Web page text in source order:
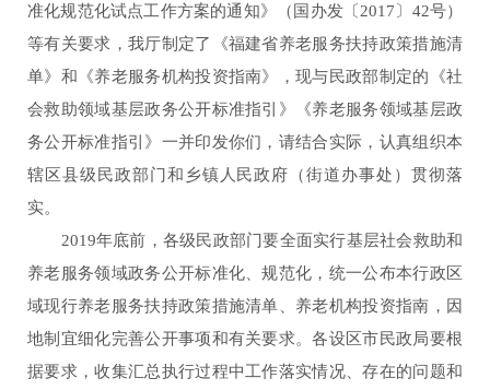
准化规范化试点工作方案的通知》（国办发〔2017〕42号）
等有关要求，我厅制定了《福建省养老服务扶持政策措施清
单》和《养老服务机构投资指南》，现与民政部制定的《社
会救助领域基层政务公开标准指引》《养老服务领域基层政
务公开标准指引》一并印发你们，请结合实际，认真组织本
辖区县级民政部门和乡镇人民政府（街道办事处）贯彻落
实。
2019年底前，各级民政部门要全面实行基层社会救助和
养老服务领域政务公开标准化、规范化，统一公布本行政区
域现行养老服务扶持政策措施清单、养老机构投资指南，因
地制宜细化完善公开事项和有关要求。各设区市民政局要根
据要求，收集汇总执行过程中工作落实情况、存在的问题和